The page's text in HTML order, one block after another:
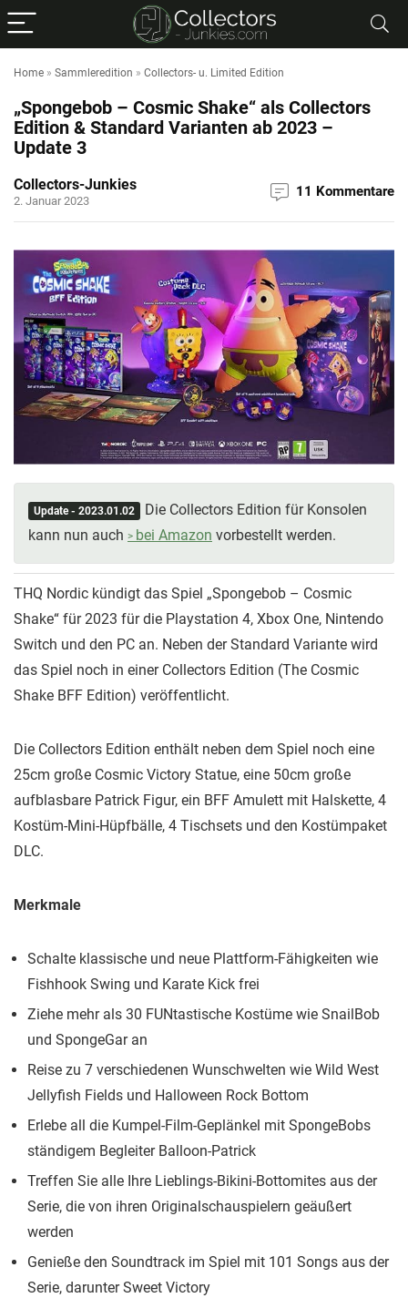
Home » Sammleredition » Collectors- u. Limited Edition
„Spongebob – Cosmic Shake“ als Collectors
Edition & Standard Varianten ab 2023 –
Update 3
Collectors-Junkies
2. Januar 2023
11 Kommentare
Update - 2023.01.02
Die Collectors Edition für Konsolen
kann nun auch
bei Amazon vorbestellt werden.
THQ Nordic kündigt das Spiel „Spongebob – Cosmic
Shake“ für 2023 für die Playstation 4, Xbox One, Nintendo
Switch und den PC an. Neben der Standard Variante wird
das Spiel noch in einer Collectors Edition (The Cosmic
Shake BFF Edition) veröffentlicht.
Die Collectors Edition enthält neben dem Spiel noch eine
25cm große Cosmic Victory Statue, eine 50cm große
aufblasbare Patrick Figur, ein BFF Amulett mit Halskette, 4
Kostüm-Mini-Hüpfbälle, 4 Tischsets und den Kostümpaket
DLC.
Merkmale
Schalte klassische und neue Plattform-Fähigkeiten wie
Fishhook Swing und Karate Kick frei
Ziehe mehr als 30 FUNtastische Kostüme wie SnailBob
und SpongeGar an
Reise zu 7 verschiedenen Wunschwelten wie Wild West
Jellyfish Fields und Halloween Rock Bottom
Erlebe all die Kumpel-Film-Geplänkel mit SpongeBobs
ständigem Begleiter Balloon-Patrick
Treffen Sie alle Ihre Lieblings-Bikini-Bottomites aus der
Serie, die von ihren Originalschauspielern geäußert
werden
Genieße den Soundtrack im Spiel mit 101 Songs aus der
Serie, darunter Sweet Victory